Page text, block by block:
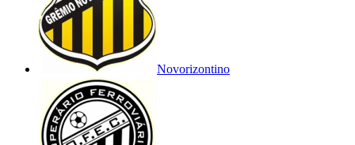
Novorizontino